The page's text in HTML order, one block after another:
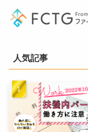
人気記事